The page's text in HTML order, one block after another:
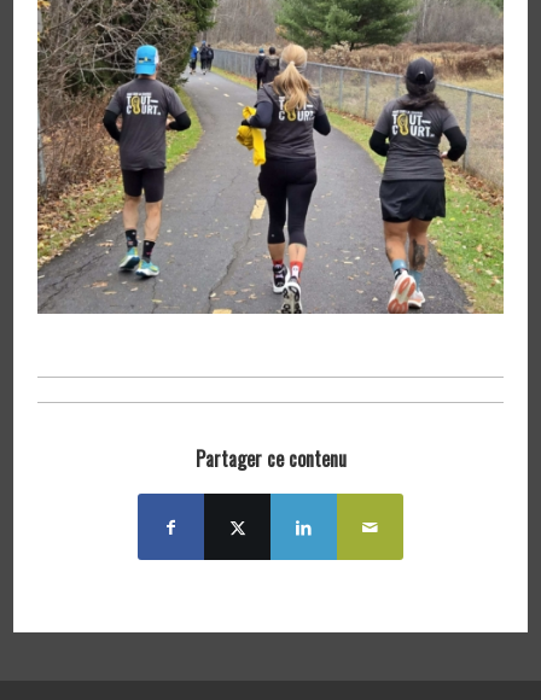
Partager ce contenu